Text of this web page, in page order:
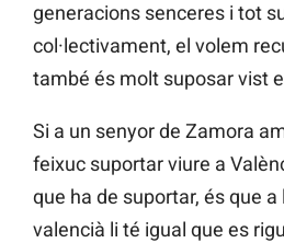
generacions senceres i tot
col·lectivament, el volem
també és molt suposar vist
Si a un senyor de Zamora
feixuc suportar viure a
que ha de suportar, és que
valencià li té igual que es